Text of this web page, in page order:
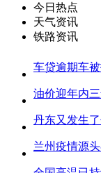
今日热点
天气资讯
铁路资讯
车贷逾期车
油价迎年内
丹东又发生
兰州疫情源